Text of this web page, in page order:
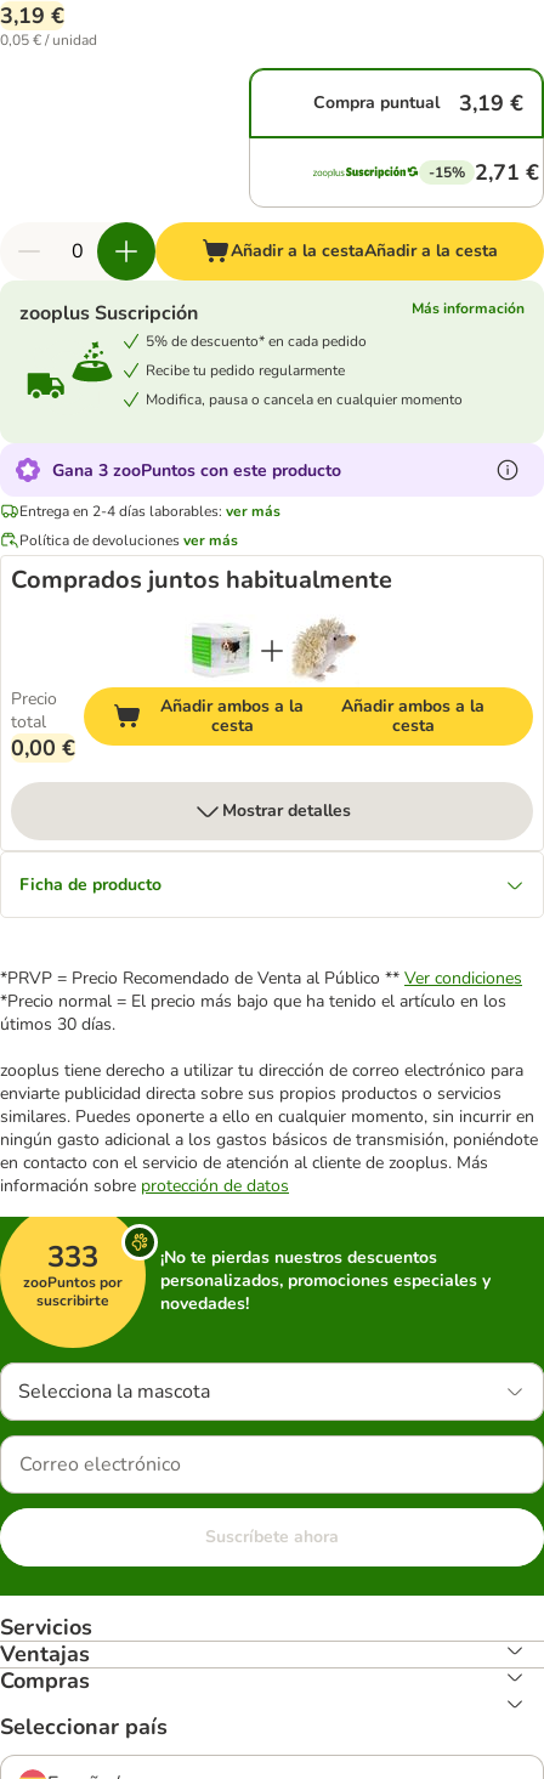
3,19 €
0,05 € / unidad
Compra puntual 3,19 €
-15% 2,71 €
Añadir a la cestaAñadir a la cesta
zooplus Suscripción
Más información
5% de descuento* en cada pedido
Recibe tu pedido regularmente
Modifica, pausa o cancela en cualquier momento
Gana 3 zooPuntos con este producto
Entrega en 2-4 días laborables: ver más
Política de devolucionesver más
Comprados juntos habitualmente
Precio
total
0,00 €
Añadir ambos a la
cesta
Añadir ambos a la
cesta
Mostrar detalles
Ficha de producto
*PRVP = Precio Recomendado de Venta al Público ** Ver condiciones
*Precio normal = El precio más bajo que ha tenido el artículo en los
útimos 30 días.
zooplus tiene derecho a utilizar tu dirección de correo electrónico para
enviarte publicidad directa sobre sus propios productos o servicios
similares. Puedes oponerte a ello en cualquier momento, sin incurrir en
ningún gasto adicional a los gastos básicos de transmisión, poniéndote
en contacto con el servicio de atención al cliente de zooplus. Más
información sobre protección de datos
333
zooPuntos por
suscribirte
¡No te pierdas nuestros descuentos
personalizados, promociones especiales y
novedades!
Selecciona la mascota
Suscríbete ahora
Servicios
Ventajas
Compras
Seleccionar país